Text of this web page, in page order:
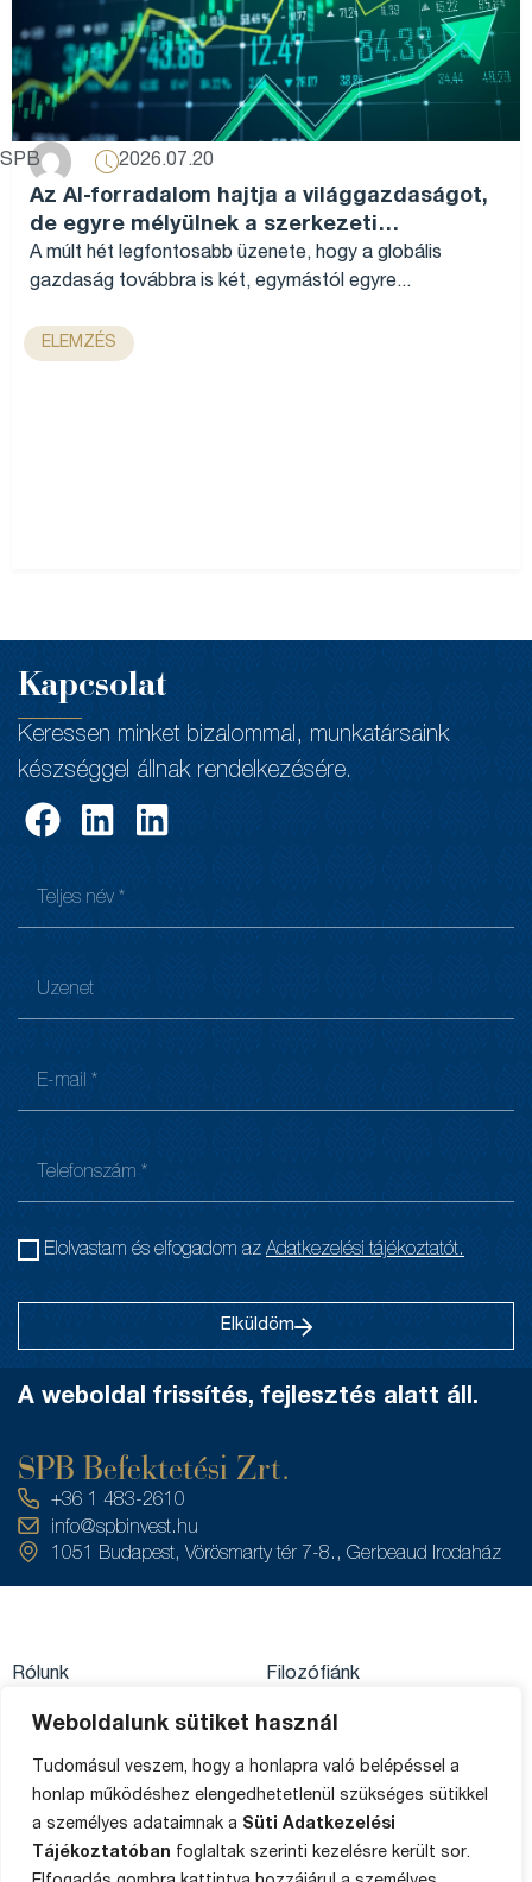
Weboldalunk sütiket használ
Tudomásul veszem, hogy a honlapra való belépéssel a
honlap működéshez elengedhetetlenül szükséges sütikkel
a személyes adataimnak a Süti Adatkezelési
Tájékoztatóban foglaltak szerinti kezelésre került sor.
SPB 2026.07.20
Az AI-forradalom hajtja a világgazdaságot,
de egyre mélyülnek a szerkezeti
különbségek...
A múlt hét legfontosabb üzenete, hogy a globális
gazdaság továbbra is két, egymástól egyre...
ELEMZÉS
Kapcsolat
Keressen minket bizalommal, munkatársaink
készséggel állnak rendelkezésére.
Elolvastam és elfogadom az Adatkezelési tájékoztatót.
Elküldöm
A weboldal frissítés, fejlesztés alatt áll.
SPB Befektetési Zrt.
+36 1 483-2610
info@spbinvest.hu
1051 Budapest, Vörösmarty tér 7-8., Gerbeaud Irodaház
Rólunk
Közzétételek
Private Banking
Ügyféltájékoztató
Sütik
Filozófiánk
Értékpapírszámla
Impresszum
Média
Panaszkezelés